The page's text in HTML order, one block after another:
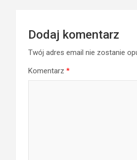
Dodaj komentarz
Twój adres email nie zostanie
Komentarz *